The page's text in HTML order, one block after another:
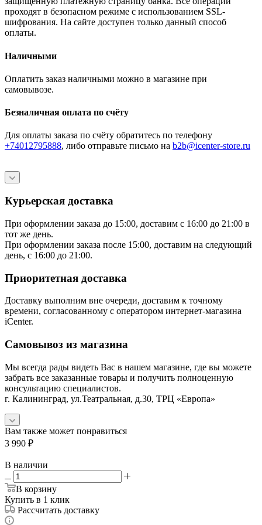
проходят в безопасном режиме с использованием SSL-
шифрования. На сайте доступен только данный способ
оплаты.
Наличными
Оплатить заказ наличными можно в магазине при
самовывозе.
Безналичная оплата по счёту
Для оплаты заказа по счёту обратитесь по телефону
+74012795888, либо отправьте письмо на b2b@icenter-store.ru
Курьерская доставка
При оформлении заказа до 15:00, доставим с 16:00 до 21:00 в
тот же день.
При оформлении заказа после 15:00, доставим на следующий
день, с 16:00 до 21:00.
Приоритетная доставка
Доставку выполним вне очереди, доставим к точному
времени, согласованному с оператором интернет-магазина
iCenter.
Самовывоз из магазина
Мы всегда рады видеть Вас в нашем магазине, где вы можете
забрать все заказанные товары и получить полноценную
консультацию специалистов.
г. Калининград, ул.Театральная, д.30, ТРЦ «Европа»
Вам также может понравиться
3 990 ₽
В наличии
В корзину
Купить в 1 клик
Рассчитать доставку